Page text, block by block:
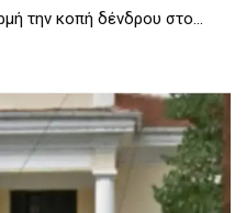
την κοπή δένδρου στο...